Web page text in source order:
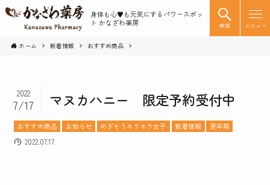
身体も心♥️も元気にするパワースポッ
ト かなざわ薬房
検索 メニュー
ホーム 新着情報 おすすめ商品
マヌカハニー 限定予約受付中
2022
7/17
おすすめ商品 お知らせ めざそうキラキラ女子 新着情報 更年期
2022.07.17